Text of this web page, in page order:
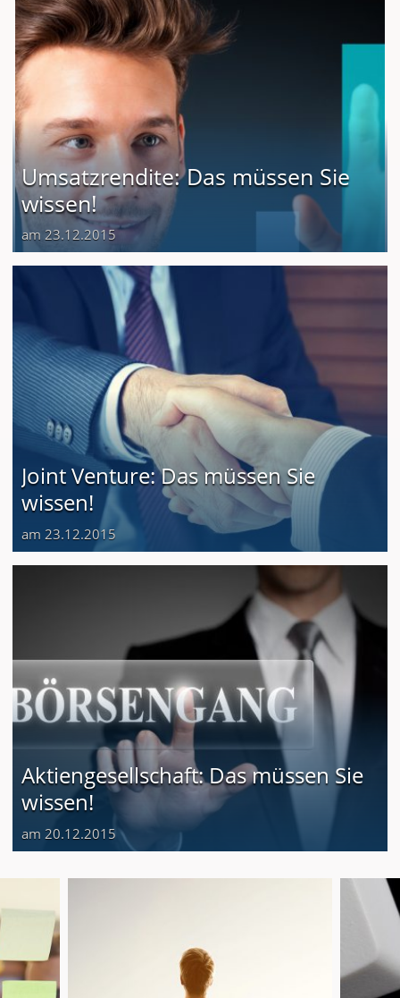
Umsatzrendite: Das müssen Sie
wissen!
am 23.12.2015
Joint Venture: Das müssen Sie
wissen!
am 23.12.2015
Aktiengesellschaft: Das müssen Sie
wissen!
am 20.12.2015